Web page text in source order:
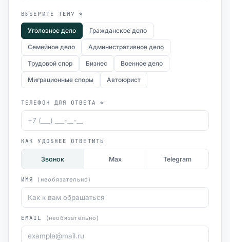
ВЫБЕРИТЕ ТЕМУ *
Уголовное дело Гражданское дело
Семейное дело Административное дело
Трудовой спор Бизнес Военное дело
Миграционные споры Автоюрист
ТЕЛЕФОН ДЛЯ ОТВЕТА *
КАК УДОБНЕЕ ОТВЕТИТЬ
Звонок Max Telegram
ИМЯ (необязательно)
EMAIL (необязательно)